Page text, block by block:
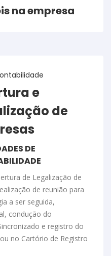
na empresa
e
de
DE
de Legalização de
de reunião para
a ser seguida,
condução do
e registro do
no Cartório de Registro